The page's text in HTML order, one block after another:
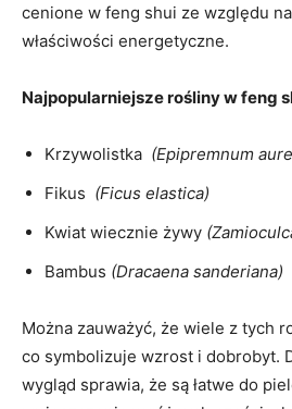
cenione w feng shui⁢ ze względu
właściwości energetyczne.
Najpopularniejsze rośliny‌ w feng
Krzywolistka ⁤ (Epipremnum
Fikus ⁢ (Ficus elastica)
Kwiat wiecznie żywy
Bambus (Dracaena sanderiana)
Można zauważyć, że wiele z tych
co symbolizuje wzrost i dobrobyt.‌
wygląd sprawia, że są łatwe do